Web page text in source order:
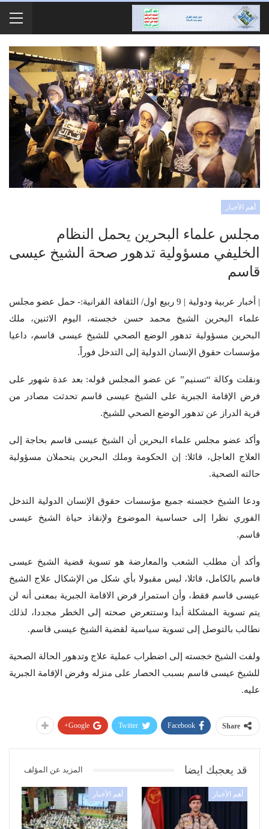
أهم الأخبار
مجلس علماء البحرين يحمل النظام
الخليفي مسؤولية تدهور صحة الشيخ عيسى
قاسم
| أخبار عربية ودولية | 9 ربيع اول/ الثقافة القرانية:- حمل عضو مجلس
علماء البحرين الشيخ محمد حسن خجسته، اليوم الاثنين، ملك
البحرين مسؤولية تدهور الوضع الصحي للشيخ عيسى قاسم، داعيا
مؤسسات حقوق الإنسان الدولية إلى التدخل فوراً.
ونقلت وكالة “تسنيم” عن عضو المجلس قوله: بعد عدة شهور على
فرض الإقامة الجبرية على الشيخ عيسى قاسم تحدثت مصادر من
قرية الدراز عن تدهور الوضع الصحي للشيخ.
وأكد عضو مجلس علماء البحرين أن الشيخ عيسى قاسم بحاجة إلى
العلاج العاجل، قائلا: إن الحكومة وملك البحرين يتحملان مسؤولية
حالته الصحية.
ودعا الشيخ خجسته جميع مؤسسات حقوق الإنسان الدولية التدخل
الفوري نظرا إلى حساسية الموضوع ولإنقاذ حياة الشيخ عيسى
قاسم.
وأكد أن مطلب الشعب والمعارضة هو تسوية قضية الشيخ عيسى
قاسم بالكامل، قائلا، ليس مقبولا بأي شكل من الإشكال علاج الشيخ
عيسى قاسم فقط، وأن استمرار فرض الاقامة الجبرية بمعنى أنه لن
يتم تسوية المشكلة أبدا وستتعرض صحته إلى الخطر مجددا، لذلك
نطالب بالتوصل إلى تسوية سياسية لقضية الشيخ عيسى قاسم.
ولفت الشيخ خجسته إلى اضطراب عملية علاج وتدهور الحالة الصحية
للشيخ عيسى قاسم بسبب الحصار على منزله وفرض الإقامة الجبرية
عليه.
Share
Facebook
Twitter
Google+
قد يعجبك ايضا المزيد عن المؤلف
أهم الأخبار أهم الأخبار